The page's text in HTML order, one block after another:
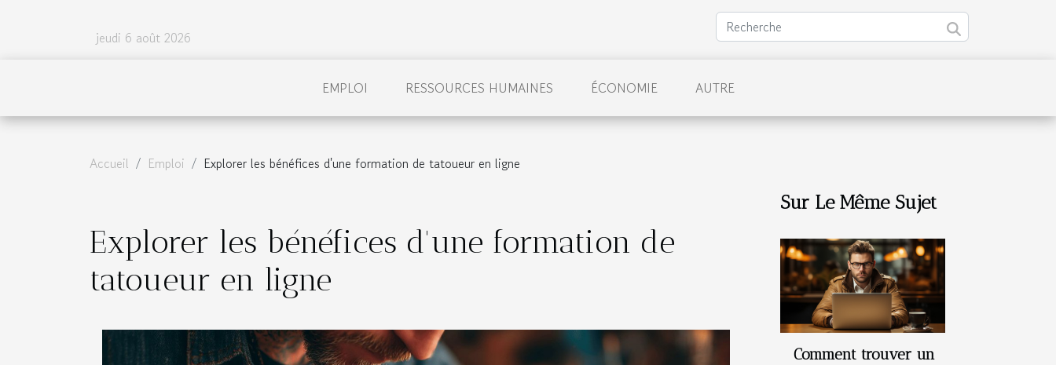
jeudi 6 août 2026
EMPLOI RESSOURCES HUMAINES ÉCONOMIE AUTRE
Accueil Emploi Explorer les bénéfices d'une formation de tatoueur en ligne
Explorer les bénéfices d'une formation de
tatoueur en ligne
Sur Le Même Sujet
Comment trouver un